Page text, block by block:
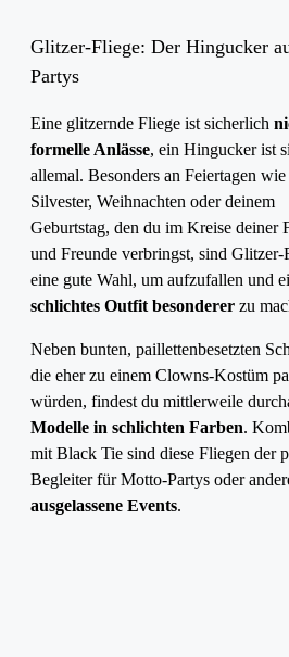
Glitzer-Fliege: Der Hingucker
Partys
Eine glitzernde Fliege ist sicherlich
formelle Anlässe, ein Hingucker ist
allemal. Besonders an Feiertagen wie
Silvester, Weihnachten oder deinem
Geburtstag, den du im Kreise deiner
und Freunde verbringst, sind Glitzer-
eine gute Wahl, um aufzufallen und
schlichtes Outfit besonderer zu
Neben bunten, paillettenbesetzten
die eher zu einem Clowns-Kostüm
würden, findest du mittlerweile
Modelle in schlichten Farben.
mit Black Tie sind diese Fliegen der
Begleiter für Motto-Partys oder
ausgelassene Events.